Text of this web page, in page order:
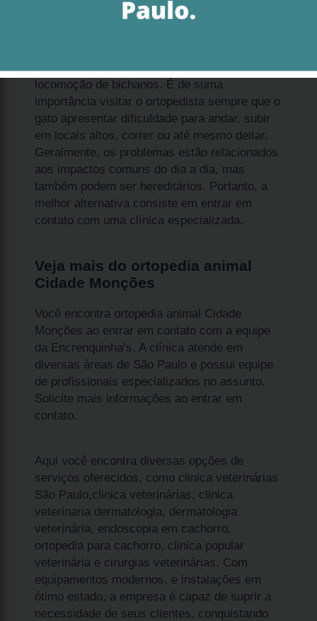
locomoção de bichanos. É de suma
importância visitar o ortopedista sempre que o
gato apresentar dificuldade para andar, subir
em locais altos, correr ou até mesmo deitar.
Geralmente, os problemas estão relacionados
aos impactos comuns do dia a dia, mas
também podem ser hereditários. Portanto, a
melhor alternativa consiste em entrar em
contato com uma clínica especializada.
Veja mais do ortopedia animal
Cidade Monções
Você encontra ortopedia animal Cidade
Monções ao entrar em contato com a equipe
da Encrenquinha’s. A clínica atende em
diversas áreas de São Paulo e possui equipe
de profissionais especializados no assunto.
Solicite mais informações ao entrar em
contato.
Aqui você encontra diversas opções de
serviços oferecidos, como clinica veterinárias
São Paulo,clinica veterinárias, clinica
veterinaria dermatologia, dermatologia
veterinária, endoscopia em cachorro,
ortopedia para cachorro, clinica popular
veterinária e cirurgias veterinárias. Com
equipamentos modernos, e instalações em
ótimo estado, a empresa é capaz de suprir a
necessidade de seus clientes, conquistando